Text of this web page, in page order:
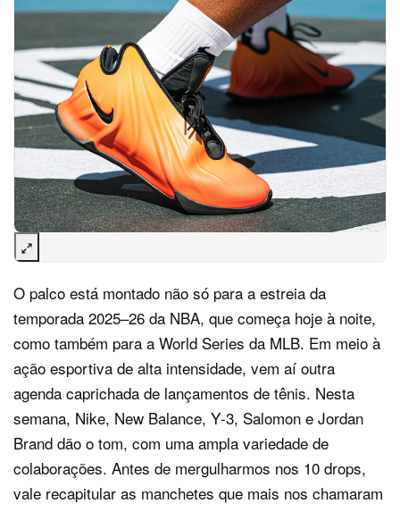
O palco está montado não só para a estreia da
temporada 2025–26 da NBA, que começa hoje à noite,
como também para a World Series da MLB. Em meio à
ação esportiva de alta intensidade, vem aí outra
agenda caprichada de lançamentos de tênis. Nesta
semana, Nike, New Balance, Y‑3, Salomon e Jordan
Brand dão o tom, com uma ampla variedade de
colaborações. Antes de mergulharmos nos 10 drops,
vale recapitular as manchetes que mais nos chamaram